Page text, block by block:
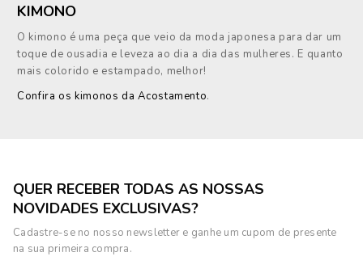
KIMONO
O kimono é uma peça que veio da moda japonesa para dar um
toque de ousadia e leveza ao dia a dia das mulheres. E quanto
mais colorido e estampado, melhor!
Confira os kimonos da Acostamento.
QUER RECEBER TODAS AS NOSSAS
NOVIDADES EXCLUSIVAS?
Cadastre-se no nosso newsletter e ganhe um cupom de presente
na sua primeira compra.